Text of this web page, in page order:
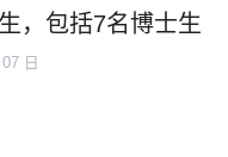
，包括7名博士生
日